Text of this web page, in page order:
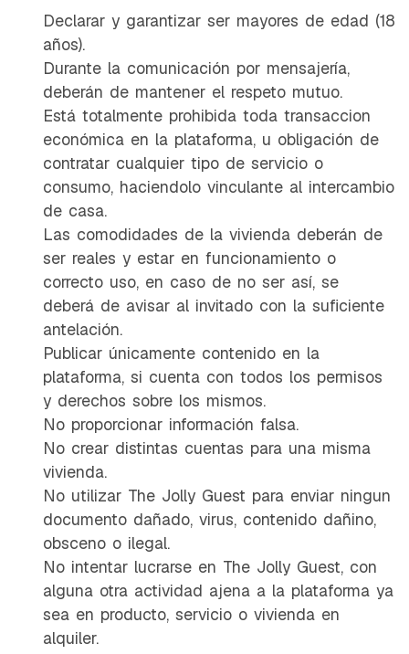
Declarar y garantizar ser mayores de edad (18
años).
Durante la comunicación por mensajería,
deberán de mantener el respeto mutuo.
Está totalmente prohibida toda transaccion
económica en la plataforma, u obligación de
contratar cualquier tipo de servicio o
consumo, haciendolo vinculante al intercambio
de casa.
Las comodidades de la vivienda deberán de
ser reales y estar en funcionamiento o
correcto uso, en caso de no ser así, se
deberá de avisar al invitado con la suficiente
antelación.
Publicar únicamente contenido en la
plataforma, si cuenta con todos los permisos
y derechos sobre los mismos.
No proporcionar información falsa.
No crear distintas cuentas para una misma
vivienda.
No utilizar The Jolly Guest para enviar ningun
documento dañado, virus, contenido dañino,
obsceno o ilegal.
No intentar lucrarse en The Jolly Guest, con
alguna otra actividad ajena a la plataforma ya
sea en producto, servicio o vivienda en
alquiler.